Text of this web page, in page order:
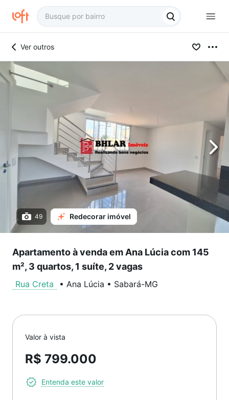
Ver outros
49 Redecorar imóvel
Apartamento à venda em Ana Lúcia com 145
m², 3 quartos, 1 suíte, 2 vagas
Rua Creta • Ana Lúcia • Sabará-MG
Valor à vista
R$ 799.000
Entenda este valor